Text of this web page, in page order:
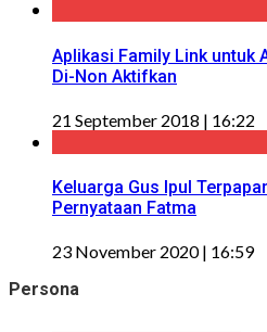
Aplikasi Family Link untuk
Di-Non Aktifkan
21 September 2018 | 16:22
Keluarga Gus Ipul
Pernyataan Fatma
23 November 2020 | 16:59
Persona